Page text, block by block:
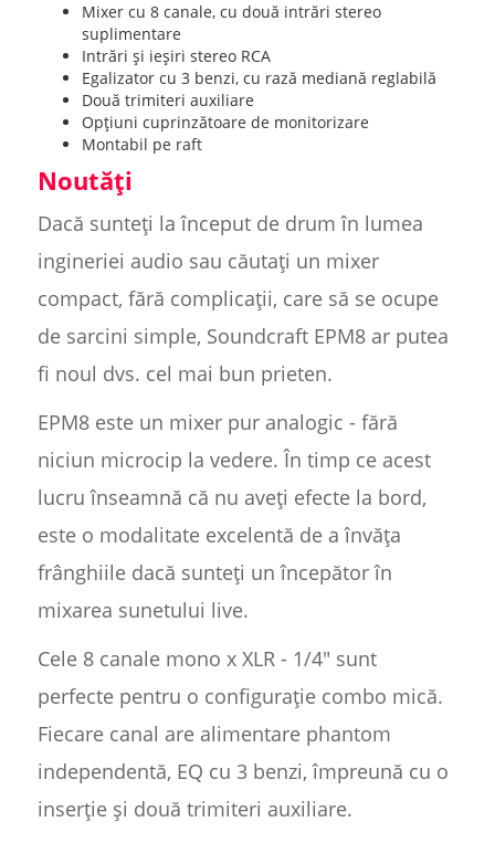
Mixer cu 8 canale, cu două intrări stereo
suplimentare
Intrări și ieșiri stereo RCA
Egalizator cu 3 benzi, cu rază mediană reglabilă
Două trimiteri auxiliare
Opțiuni cuprinzătoare de monitorizare
Montabil pe raft
Noutăți
Dacă sunteți la început de drum în lumea
ingineriei audio sau căutați un mixer
compact, fără complicații, care să se ocupe
de sarcini simple, Soundcraft EPM8 ar putea
fi noul dvs. cel mai bun prieten.
EPM8 este un mixer pur analogic - fără
niciun microcip la vedere. În timp ce acest
lucru înseamnă că nu aveți efecte la bord,
este o modalitate excelentă de a învăța
frânghiile dacă sunteți un începător în
mixarea sunetului live.
Cele 8 canale mono x XLR - 1/4" sunt
perfecte pentru o configurație combo mică.
Fiecare canal are alimentare phantom
independentă, EQ cu 3 benzi, împreună cu o
inserție și două trimiteri auxiliare.